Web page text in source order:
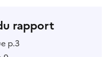
rapport
p.3